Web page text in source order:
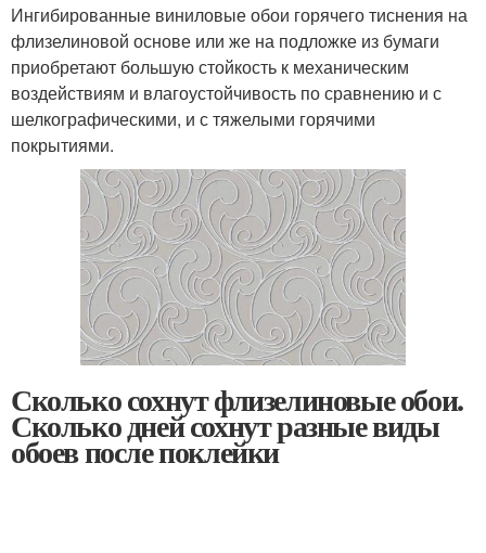
Ингибированные виниловые обои горячего тиснения на
флизелиновой основе или же на подложке из бумаги
приобретают большую стойкость к механическим
воздействиям и влагоустойчивость по сравнению и с
шелкографическими, и с тяжелыми горячими
покрытиями.
Сколько сохнут флизелиновые обои.
Сколько дней сохнут разные виды
обоев после поклейки